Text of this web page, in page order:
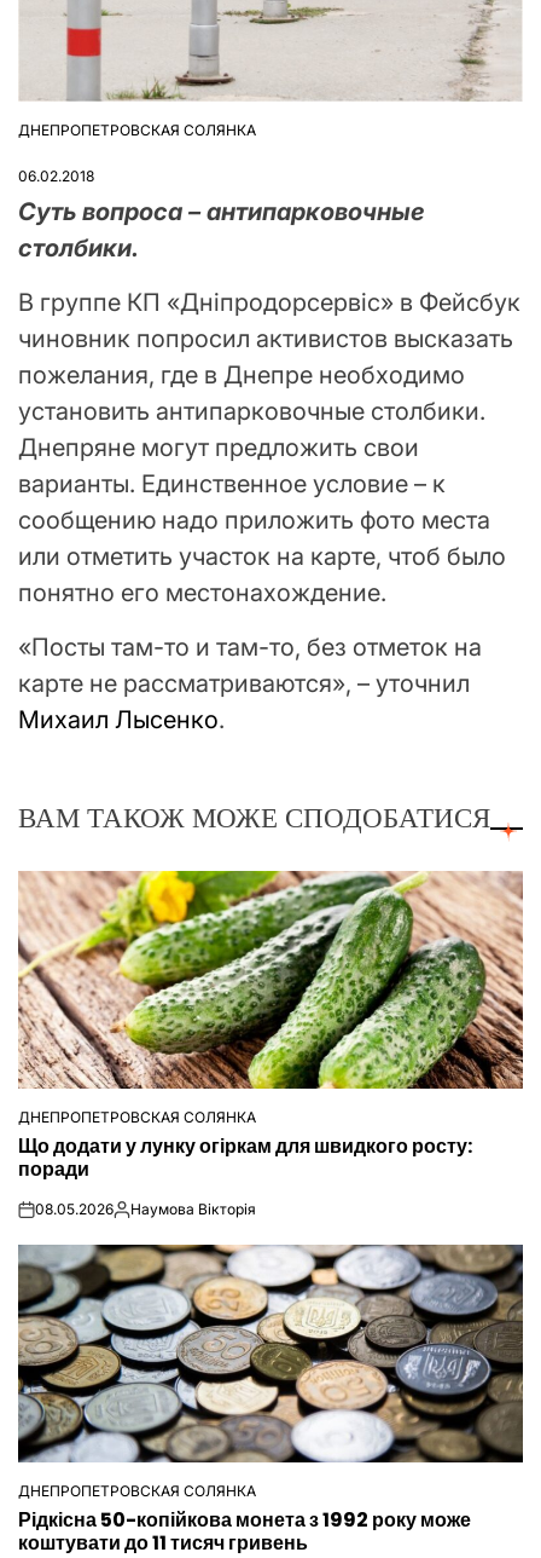
ОПУБЛІКУВАТИ
ДНЕПРОПЕТРОВСКАЯ СОЛЯНКА
06.02.2018
Суть вопроса – антипарковочные
столбики.
В группе КП «Дніпродорсервіс» в Фейсбук
чиновник попросил активистов высказать
пожелания, где в Днепре необходимо
установить антипарковочные столбики.
Днепряне могут предложить свои
варианты. Единственное условие – к
сообщению надо приложить фото места
или отметить участок на карте, чтоб было
понятно его местонахождение.
«Посты там-то и там-то, без отметок на
карте не рассматриваются», – уточнил
Михаил Лысенко.
ВАМ ТАКОЖ МОЖЕ СПОДОБАТИСЯ
ОПУБЛІКУВАТИ
У
ДНЕПРОПЕТРОВСКАЯ СОЛЯНКА
Що додати у лунку огіркам для швидкого росту:
поради
on08.05.2026Опубліковано
Наумова Вікторія
ОПУБЛІКУВАТИ
У
ДНЕПРОПЕТРОВСКАЯ СОЛЯНКА
Рідкісна 50-копійкова монета з 1992 року може
коштувати до 11 тисяч гривень